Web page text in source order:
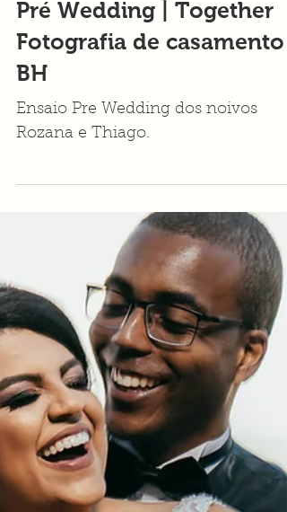
Fotografia de casamento
Ensaio Pre Wedding dos noivos
Rozana e Thiago.